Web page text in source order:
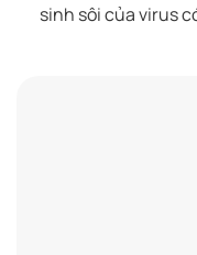
sinh sôi của virus